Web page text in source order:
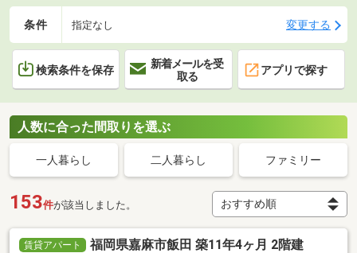
条件 指定なし 変更する
検索条件を保存
新着メールを受
取る
アプリで探す
人数に合った間取りを選ぶ
一人暮らし 二人暮らし ファミリー
153件が該当しました。
賃貸アパート 福岡県嘉麻市飯田 築11年4ヶ月 2階建